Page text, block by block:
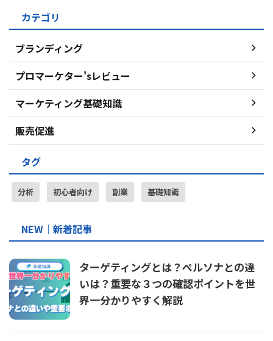
カテゴリ
ブランディング
プロマーケター'sレビュー
マーケティング基礎知識
販売促進
タグ
分析 初心者向け 副業 基礎知識
NEW｜新着記事
ターゲティングとは？ぺルソナとの違
いは？重要な３つの確認ポイントを世
界一分かりやすく解説